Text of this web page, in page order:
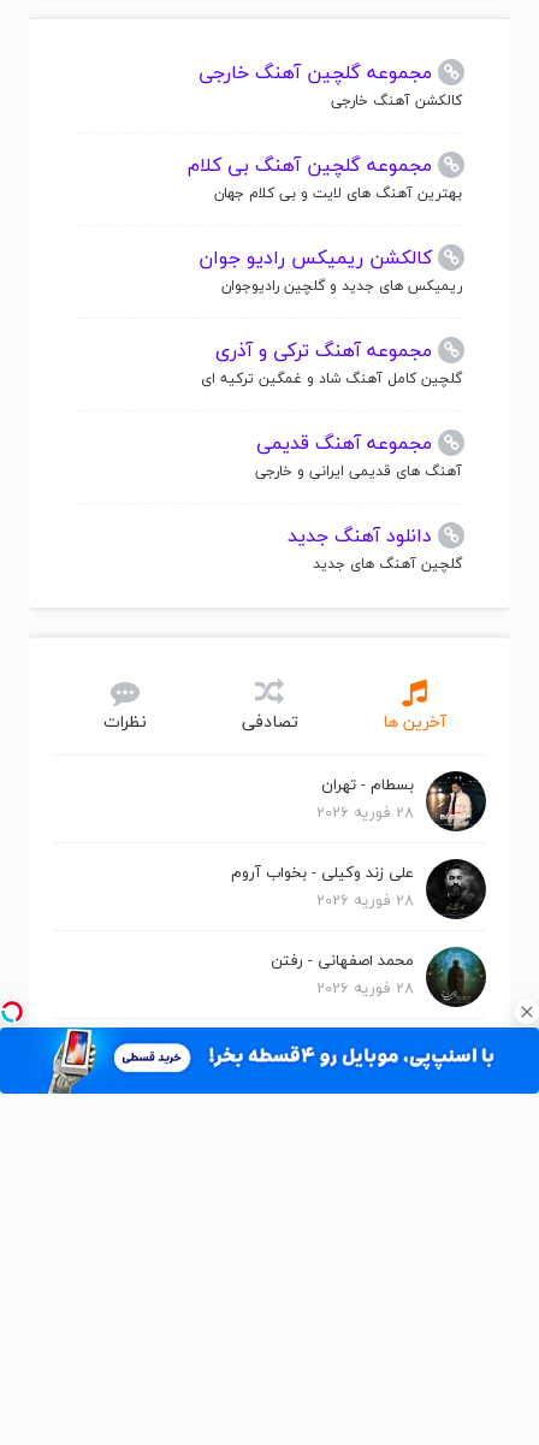
مجموعه گلچین آهنگ خارجی
کالکشن آهنگ خارجی
مجموعه گلچین آهنگ بی کلام
بهترین آهنگ های لایت و بی کلام جهان
کالکشن ریمیکس رادیو جوان
ریمیکس های جدید و گلچین رادیوجوان
مجموعه آهنگ ترکی و آذری
گلچین کامل آهنگ شاد و غمگین ترکیه ای
مجموعه آهنگ قدیمی
آهنگ های قدیمی ایرانی و خارجی
دانلود آهنگ جدید
گلچین آهنگ های جدید
آخرین ها تصادفی نظرات
بسطام - تهران
28 فوریه 2026
علی زند وکیلی - بخواب آروم
28 فوریه 2026
محمد اصفهانی - رفتن
28 فوریه 2026
روزبه بمانی - آخرالزمون
28 فوریه 2026